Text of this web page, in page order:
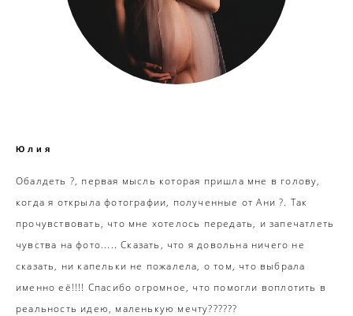
Юлия
Обалдеть ?, первая мысль которая пришла мне в голову,
когда я открыла фотографии, полученные от Ани ?. Так
прочувствовать, что мне хотелось передать, и запечатлеть
чувства на фото..... Сказать, что я довольна ничего не
сказать, ни капельки не пожалела, о том, что выбрала
именно её!!!! Спасибо огромное, что помогли воплотить в
реальность идею, маленькую мечту??????